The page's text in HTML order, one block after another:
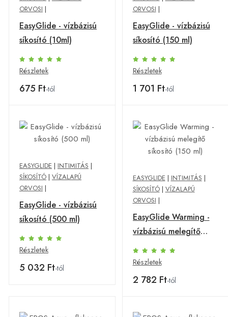
ORVOSI |
EasyGlide - vízbázisú
síkosító (10ml)
Részletek
675 Ft-tól
ORVOSI |
EasyGlide - vízbázisú
síkosító (150 ml)
Részletek
1 701 Ft-tól
EASYGLIDE | INTIMITÁS |
SÍKOSÍTÓ | VÍZALAPÚ
ORVOSI |
EasyGlide - vízbázisú
síkosító (500 ml)
Részletek
5 032 Ft-tól
EASYGLIDE | INTIMITÁS |
SÍKOSÍTÓ| VÍZALAPÚ
ORVOSI |
EasyGlide Warming -
vízbázisú melegítő
síkosító (150 ml)
Részletek
2 782 Ft-tól